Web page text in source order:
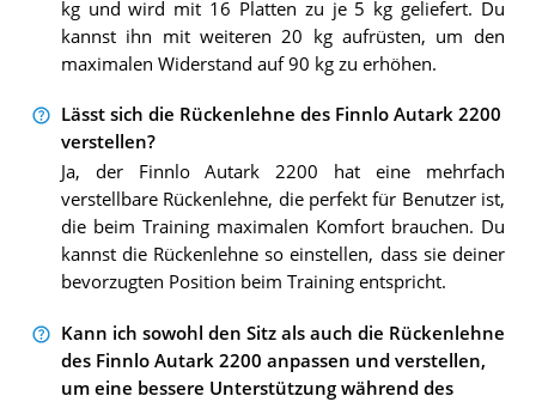
kg und wird mit 16 Platten zu je 5 kg geliefert. Du
kannst ihn mit weiteren 20 kg aufrüsten, um den
maximalen Widerstand auf 90 kg zu erhöhen.
Lässt sich die Rückenlehne des Finnlo Autark 2200
verstellen?
Ja, der Finnlo Autark 2200 hat eine mehrfach
verstellbare Rückenlehne, die perfekt für Benutzer ist,
die beim Training maximalen Komfort brauchen. Du
kannst die Rückenlehne so einstellen, dass sie deiner
bevorzugten Position beim Training entspricht.
Kann ich sowohl den Sitz als auch die Rückenlehne
des Finnlo Autark 2200 anpassen und verstellen,
um eine bessere Unterstützung während des